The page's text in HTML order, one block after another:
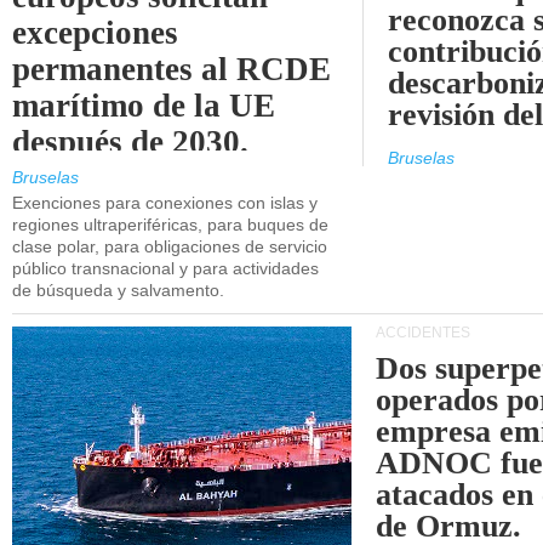
excepciones
permanentes al RCDE
marítimo de la UE
después de 2030.
Bruselas
Exenciones para conexiones con islas y
regiones ultraperiféricas, para buques de
clase polar, para obligaciones de servicio
público transnacional y para actividades
de búsqueda y salvamento.
reconozca
revisión
Bruselas
ACCIDENTES
Dos
operados
empresa
ADNOC
atacados
de Ormuz.